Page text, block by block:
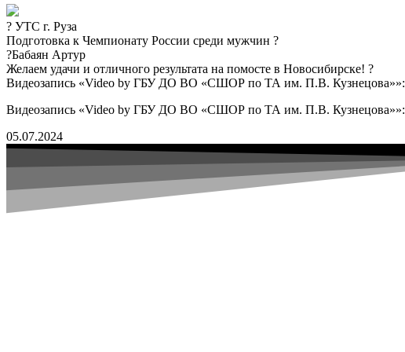
?️ УТС г. Руза
Подготовка к Чемпионату России среди мужчин ?
?Бабаян Артур
Желаем удачи и отличного результата на помосте в Новосибирске! ?
Видеозапись «Video by ГБУ ДО ВО «СШОР по ТА им. П.В. Кузнецова»»:
Видеозапись «Video by ГБУ ДО ВО «СШОР по ТА им. П.В. Кузнецова»»:
05.07.2024